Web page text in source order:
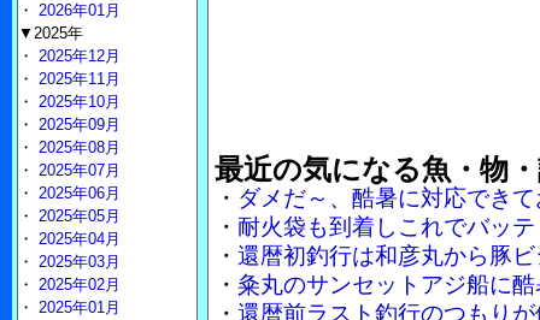
最近の気になる魚・物
・ ダメだ～、酷暑に対応でき
・ 耐火袋も到着しこれでバッ
・ 還暦初釣行は和彦丸から豚
・ 粂丸のサンセットアジ船に
・ 還暦前ラスト釣行のつもり
・ 2026年01月
▼2025年
・ 2025年12月
・ 2025年11月
・ 2025年10月
・ 2025年09月
・ 2025年08月
・ 2025年07月
・ 2025年06月
・ 2025年05月
・ 2025年04月
・ 2025年03月
・ 2025年02月
・ 2025年01月